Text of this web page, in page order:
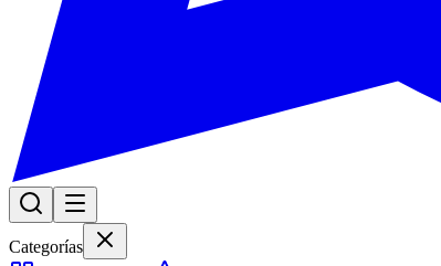
Categorías